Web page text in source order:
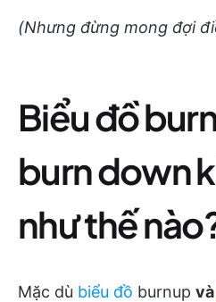
(Nhưng đừng mong đợi
Biểu đồ
burn down
như thế
Mặc dù biểu đồ burnup và